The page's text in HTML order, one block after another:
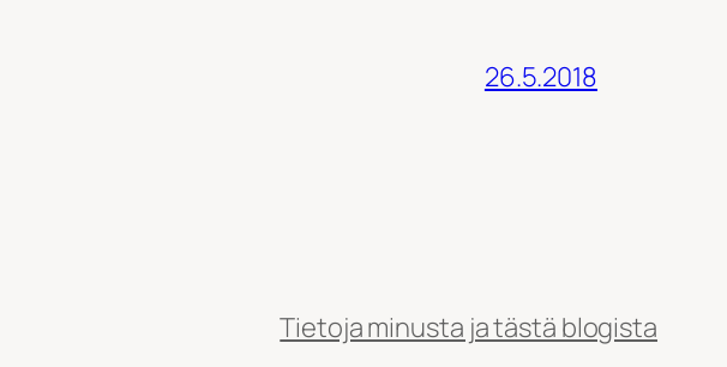
26.5.2018
Tietoja minusta ja tästä blogista